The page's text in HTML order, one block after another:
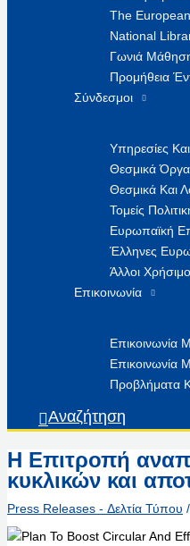
The
National
Γωνιά
Προμήθεια
Σύνδεσμοι
Υπηρεσίες
Θεσμικά
Θεσμικά Και
Τομείς
Ευρωπαϊκή
Έλληνες
Άλλοι
Επικοινωνία
Επικοινωνία
Επικοινωνία
Προβλήματα
Αναζήτηση
Η Επιτροπή
κυκλικών και
Press Releases - Δελτία Τύπου /